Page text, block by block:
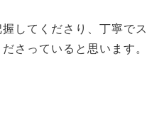
してくださり、丁寧でス
さっていると思います。